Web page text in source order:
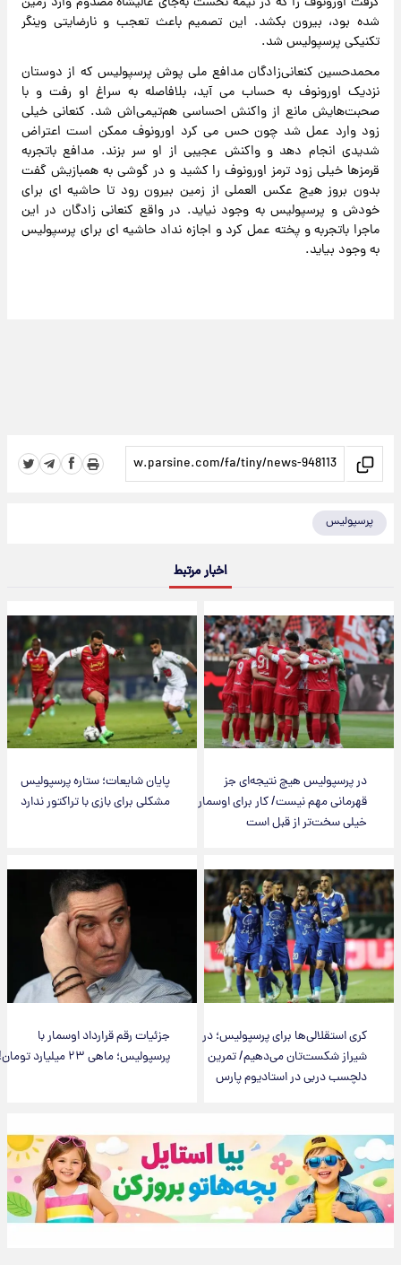
شده بود، بیرون بکشد. این تصمیم باعث تعجب و نارضایتی وینگر
تکنیکی پرسپولیس شد.
محمدحسین کنعانی‌زادگان مدافع ملی پوش پرسپولیس که از دوستان
نزدیک اورونوف به حساب می آید، بلافاصله به سراغ او رفت و با
صحبت‌هایش مانع از واکنش احساسی هم‌تیمی‌اش شد. کنعانی خیلی
زود وارد عمل شد چون حس می کرد اورونوف ممکن است اعتراض
شدیدی انجام دهد و واکنش عجیبی از او سر بزند. مدافع باتجربه
قرمزها خیلی زود ترمز اورونوف را کشید و در گوشی به همبازیش گفت
بدون بروز هیچ عکس العملی از زمین بیرون رود تا حاشیه ای برای
خودش و پرسپولیس به وجود نیاید. در واقع کنعانی زادگان در این
ماجرا باتجربه و پخته عمل کرد و اجازه نداد حاشیه ای برای پرسپولیس
به وجود بیاید.
پرسپولیس
اخبار مرتبط
در پرسپولیس هیچ نتیجه‌ای جز
قهرمانی مهم نیست/ کار برای اوسمار
خیلی سخت‌تر از قبل است
پایان شایعات؛ ستاره پرسپولیس
مشکلی برای بازی با تراکتور ندارد
کری استقلالی‌ها برای پرسپولیس؛ در
شیراز شکست‌تان می‌دهیم/ تمرین
دلچسب دربی در استادیوم پارس
جزئیات رقم قرارداد اوسمار با
پرسپولیس؛ ماهی ۲۳ میلیارد تومان!